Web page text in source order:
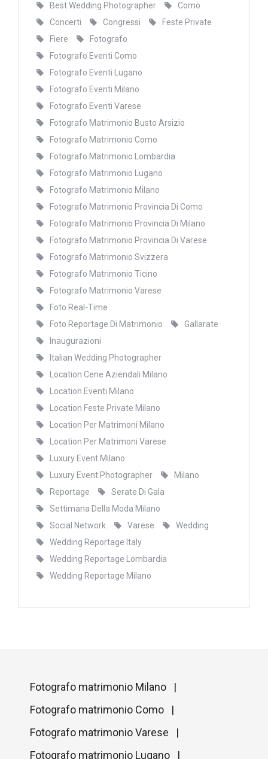
Best Wedding Photographer
Como
Concerti
Congressi
Feste Private
Fiere
Fotografo
Fotografo Eventi Como
Fotografo Eventi Lugano
Fotografo Eventi Milano
Fotografo Eventi Varese
Fotografo Matrimonio Busto Arsizio
Fotografo Matrimonio Como
Fotografo Matrimonio Lombardia
Fotografo Matrimonio Lugano
Fotografo Matrimonio Milano
Fotografo Matrimonio Provincia Di Como
Fotografo Matrimonio Provincia Di Milano
Fotografo Matrimonio Provincia Di Varese
Fotografo Matrimonio Svizzera
Fotografo Matrimonio Ticino
Fotografo Matrimonio Varese
Foto Real-Time
Foto Reportage Di Matrimonio
Gallarate
Inaugurazioni
Italian Wedding Photographer
Location Cene Aziendali Milano
Location Eventi Milano
Location Feste Private Milano
Location Per Matrimoni Milano
Location Per Matrimoni Varese
Luxury Event Milano
Luxury Event Photographer
Milano
Reportage
Serate Di Gala
Settimana Della Moda Milano
Social Network
Varese
Wedding
Wedding Reportage Italy
Wedding Reportage Lombardia
Wedding Reportage Milano
Fotografo matrimonio Milano |
Fotografo matrimonio Como |
Fotografo matrimonio Varese |
Fotografo matrimonio Lugano |